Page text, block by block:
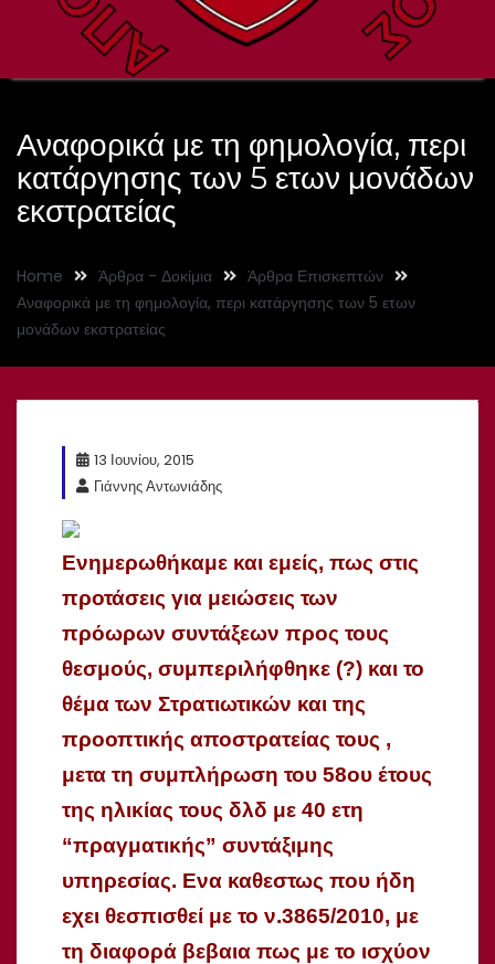
Αναφορικά με τη φημολογία, περι
κατάργησης των 5 ετων μονάδων
εκστρατείας
Home Άρθρα - Δοκίμια
Άρθρα Επισκεπτών
Αναφορικά με τη φημολογία, περι κατάργησης των 5 ετων
μονάδων εκστρατείας
13 Ιουνίου, 2015
Γιάννης Αντωνιάδης
Ενημερωθήκαμε και εμείς, πως στις
προτάσεις για μειώσεις των
πρόωρων συντάξεων προς τους
θεσμούς, συμπεριλήφθηκε (?) και το
θέμα των Στρατιωτικών και της
προοπτικής αποστρατείας τους ,
μετα τη συμπλήρωση του 58ου έτους
της ηλικίας τους δλδ με 40 ετη
“πραγματικής” συντάξιμης
υπηρεσίας. Ενα καθεστως που ήδη
εχει θεσπισθεί με το ν.3865/2010, με
τη διαφορά βεβαια πως με το ισχύον